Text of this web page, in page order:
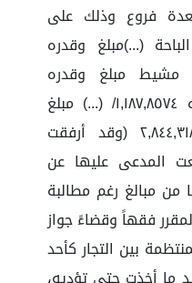
فروع وذلك على
١/ (...)/ الباحة (...)مبلغ وقدره
مشيط مبلغ وقدره
٨٩٨,٩٤٢٣/ (...) مبلغ وقدره ١,١٨٧,٨٥٧٤/ (...) مبلغ
وقدره ٤١٠,٨٦٢الإجمالي: ٢,٨٤٤,٣١٨ (وقد أرفقت
المدعى عليها عن
من مبالغ رغم مطالبة
فقهاً وقضاءً جواز
بين التجار كأحد